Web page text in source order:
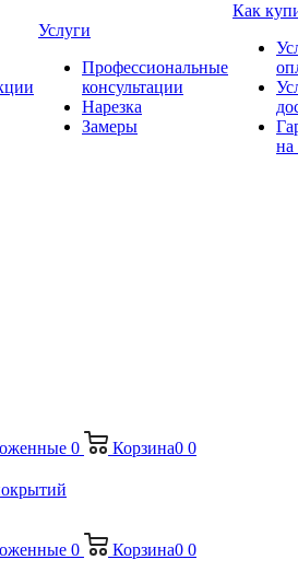
Услуги
Профессиональные
консультации
Нарезка
Замеры
Как
на
0 Корзина0 0
0 Корзина0 0